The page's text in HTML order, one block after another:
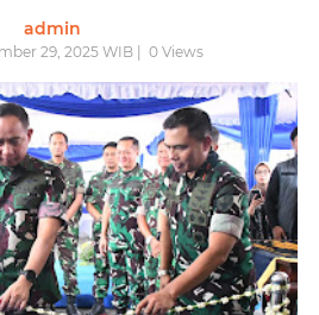
admin
29, 2025 WIB | 0Views